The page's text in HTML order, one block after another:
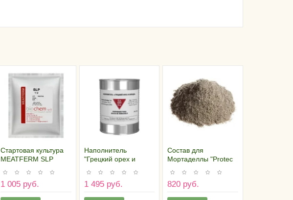
Стартовая культура
MEATFERM SLP
1 005 руб.
Наполнитель
"Грецкий орех и
1 495 руб.
Состав для
Мортаделлы "Protec
820 руб.